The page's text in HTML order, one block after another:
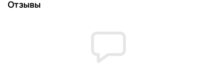
Отзывы